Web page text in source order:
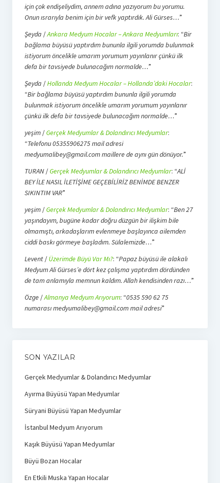
için çok endişeliydim, annem adına yazıyorum bu yorumu.
Onun ısrarıyla benim için bir vefk yaptırdık. Ali Gürses…”
Şeyda /Ankara Medyum Hocalar – Ankara Medyumları: “Bir
bağlama büyüsü yaptırdım bununla ilgili yorumda bulunmak
istiyorum öncelikle umarım yorumum yayınlanır çünkü ilk
defa bir tavsiyede bulunacağım normalde…”
Şeyda /Hollanda Medyum Hocalar – Hollanda’daki Hocalar:
“Bir bağlama büyüsü yaptırdım bununla ilgili yorumda
bulunmak istiyorum öncelikle umarım yorumum yayınlanır
çünkü ilk defa bir tavsiyede bulunacağım normalde…”
yeşim/Gerçek Medyumlar & Dolandırıcı Medyumlar:
“Telefonu 05355906275 mail adresi
medyumalibey@gmail.com maillere de aynı gün dönüyor.”
TURAN/Gerçek Medyumlar & Dolandırıcı Medyumlar: “ALİ
BEY İLE NASIL İLETİŞİME GEÇEBİLİRİZ BENİMDE BENZER
SIKINTIM VAR”
yeşim/Gerçek Medyumlar & Dolandırıcı Medyumlar: “Ben 27
yaşındayım, bugüne kadar doğru düzgün bir ilişkim bile
olmamıştı, arkadaşlarım evlenmeye başlayınca ailemden
ciddi baskı görmeye başladım. Sülalemizde…”
Levent/ Üzerimde Büyü Var Mı?: “Papaz büyüsü ile alakalı
Medyum Ali Gürses’e dört kez çalışma yaptırdım dördünden
de tam anlamıyla memnun kaldım. Allah kendisinden razı…”
Özge/Almanya Medyum Arıyorum: “0535 590 62 75
numarası medyumalibey@gmail.com mail adresi”
SON YAZILAR
Gerçek Medyumlar & Dolandırıcı Medyumlar
Ayırma Büyüsü Yapan Medyumlar
Süryani Büyüsü Yapan Medyumlar
İstanbul Medyum Arıyorum
Kaşık Büyüsü Yapan Medyumlar
Büyü Bozan Hocalar
En Etkili Muska Yapan Hocalar